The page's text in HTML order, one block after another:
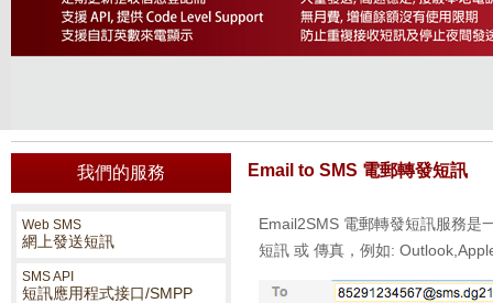
我們的服務
Web SMS
網上發送短訊
SMS API
短訊應用程式接口/SMPP
Email to SMS 電郵轉發短訊
Email2SMS 電郵轉發短訊服務是
短訊 或 傳真，例如: